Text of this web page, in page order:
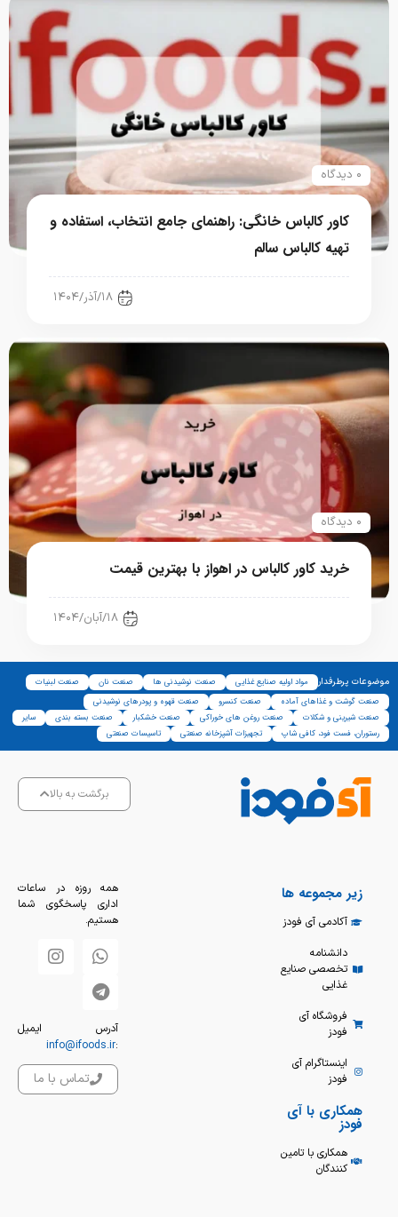
۰ دیدگاه
کاور کالباس خانگی: راهنمای جامع انتخاب، استفاده و
تهیه کالباس سالم
۱۸/آذر/۱۴۰۴
۰ دیدگاه
خرید کاور کالباس در اهواز با بهترین قیمت
۱۸/آبان/۱۴۰۴
موضوعات پرطرفدار مواد اولیه صنایع غذایی صنعت نوشیدنی ها صنعت نان
صنعت لبنیات
صنعت گوشت و غذاهای آماده
صنعت کنسرو
صنعت قهوه و پودرهای نوشیدنی
صنعت شیرینی و شکلات
صنعت روغن های خوراکی صنعت خشکبار صنعت بسته بندی
سایر
رستوران، فست فود، کافی شاپ
تجهیزات آشپزخانه صنعتی تاسیسات صنعتی
برگشت به بالا
زیر مجموعه ها
آکادمی آی فودز
دانشنامه
تخصصی صنایع
غذایی
فروشگاه آی
فودز
اینستاگرام آی
فودز
همکاری با آی
فودز
همکاری با تامین
کنندگان
همه روزه در ساعات
اداری پاسخگوی شما
هستیم.
آدرس ایمیل
:
info@ifoods.ir
تماس با ما